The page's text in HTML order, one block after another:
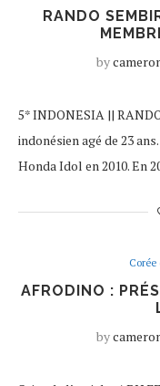
RANDO
by
5* INDONESIA ||
indonésien agé de 23
Honda Idol en 2010. En
Corée
AFRODINO :
by